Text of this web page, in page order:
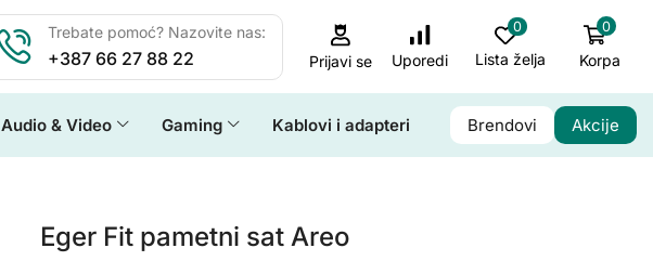
Trebate pomoć? Nazovite nas:
+387 66 27 88 22 Prijavi se Uporedi
0
Lista želja
0
Korpa
Audio & Video Gaming Kablovi i adapteri Brendovi Akcije
Eger Fit pametni sat Areo